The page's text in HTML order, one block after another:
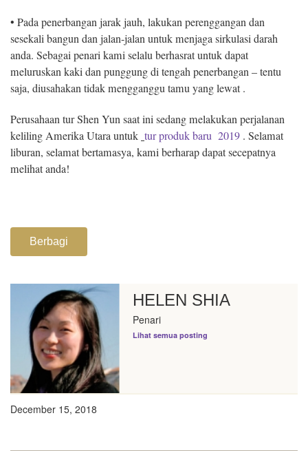
• Pada penerbangan jarak jauh, lakukan perenggangan dan
sesekali bangun dan jalan-jalan untuk menjaga sirkulasi darah
anda. Sebagai penari kami selalu berhasrat untuk dapat
meluruskan kaki dan punggung di tengah penerbangan – tentu
saja, diusahakan tidak mengganggu tamu yang lewat .
Perusahaan tur Shen Yun saat ini sedang melakukan perjalanan
keliling Amerika Utara untuk tur produk baru 2019 . Selamat
liburan, selamat bertamasya, kami berharap dapat secepatnya
melihat anda!
Berbagi
HELEN SHIA
Penari
Lihat semua posting
December 15, 2018